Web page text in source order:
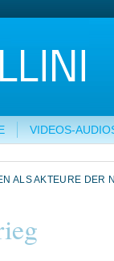
VIDEOS-
ALS AKTEURE DER